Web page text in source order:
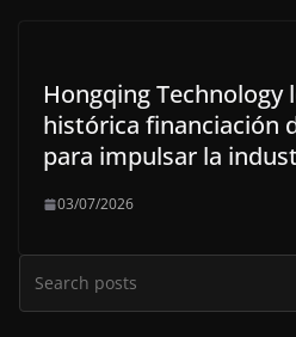
Hongqing Technology
histórica financiación
para impulsar la
03/07/2026